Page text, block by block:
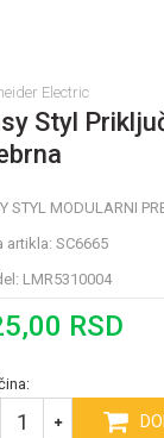
Electric
Styl
STYL MODULARNI
artikla: SC6665
LMR5310004
RSD